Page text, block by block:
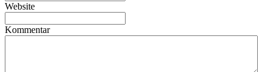
Website
Kommentar